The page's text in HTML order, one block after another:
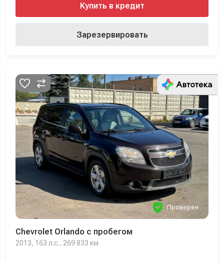
Купить в кредит
Зарезервировать
Проверен
Chevrolet Orlando с пробегом
2013, 163 л.с., 269 833 км